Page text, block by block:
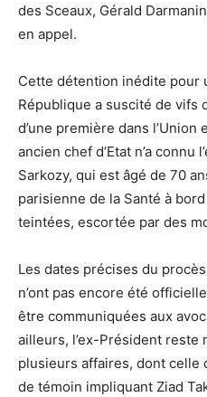
des Sceaux, Gérald
en appel.
Cette détention inédite pour
République a suscité de vifs
d’une première dans
ancien chef d’Etat n’a connu
Sarkozy, qui est âgé de 70
parisienne de la Santé à
teintées, escortée par des
Les dates précises du
n’ont pas encore été
être communiquées aux
ailleurs, l’ex-Président reste
plusieurs affaires, dont celle
de témoin impliquant Ziad